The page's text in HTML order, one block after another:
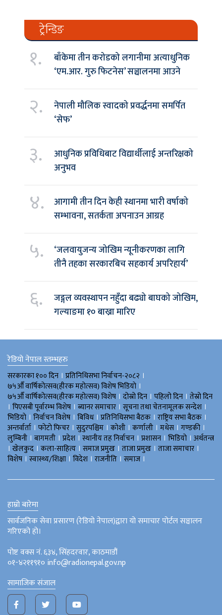
ट्रेन्डिङ
१.
बाँकेमा तीन करोडको लगानीमा अत्याधुनिक
‘एम.आर. गुरु फिटनेस’ सञ्चालनमा आउने
२.
नेपाली मौलिक स्वादको प्रवर्द्धनमा समर्पित
‘सेफ’
३.
आधुनिक प्रविधिबाट विद्यार्थीलाई अन्तरिक्षको
अनुभव
४.
आगामी तीन दिन केही स्थानमा भारी वर्षाको
सम्भावना, सतर्कता अपनाउन आग्रह
५.
‘जलवायुजन्य जोखिम न्यूनीकरणका लागि
तीनै तहका सरकारबिच सहकार्य अपरिहार्य’
६.
जङ्गल व्यवस्थापन नहुँदा बढ्यो बाघको जोखिम,
गल्याङमा १० बाख्रा मारिए
रेडियो नेपाल स्तम्भहरु
सरकारका १०० दिन । प्रतिनिधिसभा निर्वाचन-२०८२ ।
७५औँ वार्षिकोत्सव(हीरक महोत्सव) विशेष भिडियाे ।
७५औँ वार्षिकोत्सव(हीरक महोत्सव) विशेष । दोस्रो दिन । पहिलो दिन । तेस्रो दिन
। पिएसबी पूर्वारम्भ विशेष । ब्यानर समाचार । सूचना तथा चेतनामूलक सन्देश ।
भिडियाे । निर्वाचन विशेष । बिविध। प्रतिनिधिसभा बैठक । राष्ट्रिय सभा बैठक ।
अन्तर्वार्ता । फोटो फिचर । सुदुरपश्चिम । काेशी । कर्णाली । मधेस । गण्डकी ।
लुम्बिनी । बागमती । प्रदेश । स्थानीय तह निर्वाचन । प्रशासन । भिडियो । अर्थतन्त्र
। खेलकुद । कला-साहित्य । समाज प्रमुख । ताजा प्रमुख । ताजा समाचार ।
विशेष । स्वास्थ्य/शिक्षा । विदेश । राजनीति । समाज ।
हाम्रो बारेमा
सार्वजनिक सेवा प्रसारण (रेडियो नेपाल)द्वारा यो समाचार पोर्टल सञ्चालन
गरिएको हो।
पोष्ट वक्स नं. ६३४, सिंहदरवार, काठमाडौं
०१-४२११९१० info@radionepal.gov.np
सामाजिक संजाल